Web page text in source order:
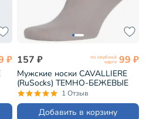
₽ 157 ₽ по клубной
карте 99 ₽
Мужские носки CAVALLIERE
(RuSocks) ТЕМНО-БЕЖЕВЫЕ
(С-330/1)
1 Отзыв
Добавить в корзину